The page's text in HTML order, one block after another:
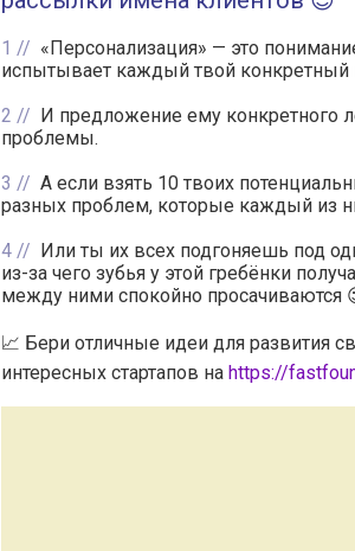
1
«Персонализация» — это
испытывает каждый твой конкретный
2
И предложение ему конкретного
проблемы.
3
А если взять 10 твоих
разных проблем, которые каждый из
4
Или ты их всех подгоняешь под
из-за чего зубья у этой гребёнки
между ними спокойно просачиваются
📈 Бери отличные идеи для развития
интересных стартапов на https://